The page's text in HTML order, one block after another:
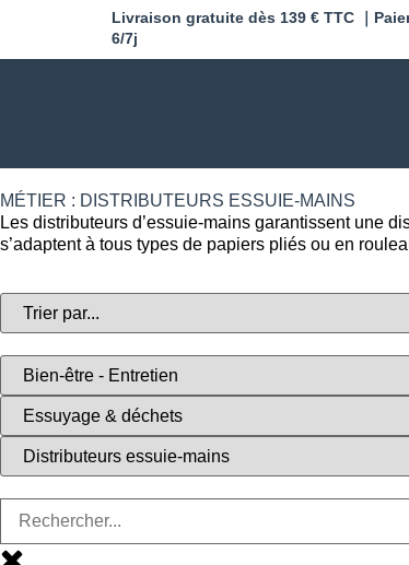
Livraison gratuite dès 139 € TTC ｜
6/7j
MÉTIER : DISTRIBUTEURS ESSUIE-MAINS
Les distributeurs d’essuie-mains garantissent une
s’adaptent à tous types de papiers pliés ou en